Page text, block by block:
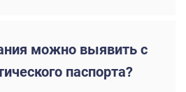
можно выявить с
паспорта?